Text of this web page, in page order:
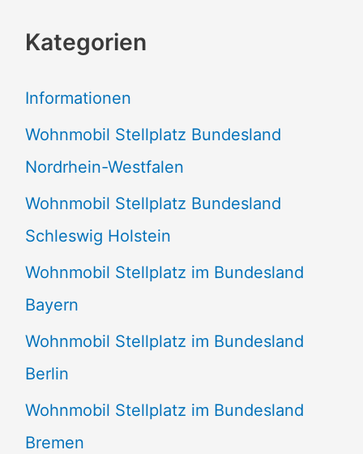
h
n
n
a
c
h
:
Kategorien
Informationen
Wohnmobil Stellplatz Bundesland
Nordrhein-Westfalen
Wohnmobil Stellplatz Bundesland
Schleswig Holstein
Wohnmobil Stellplatz im Bundesland
Bayern
Wohnmobil Stellplatz im Bundesland
Berlin
Wohnmobil Stellplatz im Bundesland
Bremen